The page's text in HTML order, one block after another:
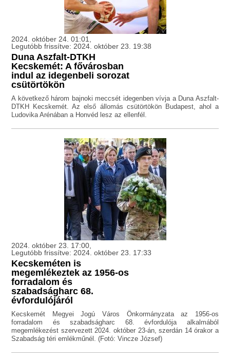
2024. október 24. 01:01,
Legutóbb frissítve: 2024. október 23. 19:38
Duna Aszfalt-DTKH
Kecskemét: A fővárosban
indul az idegenbeli sorozat
csütörtökön
A következő három bajnoki meccsét idegenben vívja a Duna Aszfalt-
DTKH Kecskemét. Az első állomás csütörtökön Budapest, ahol a
Ludovika Arénában a Honvéd lesz az ellenfél.
2024. október 23. 17:00,
Legutóbb frissítve: 2024. október 23. 17:33
Kecskeméten is
megemlékeztek az 1956-os
forradalom és
szabadságharc 68.
évfordulójáról
Kecskemét Megyei Jogú Város Önkormányzata az 1956-os
forradalom és szabadságharc 68. évfordulója alkalmából
megemlékezést szervezett 2024. október 23-án, szerdán 14 órakor a
Szabadság téri emlékműnél. (Fotó: Vincze József)